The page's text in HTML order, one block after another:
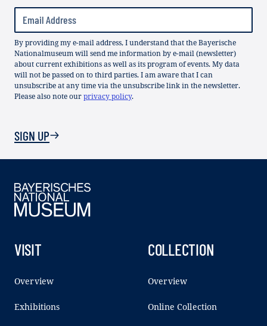
By providing my e-mail address, I understand that the Bayerische
Nationalmuseum will send me information by e-mail (newsletter)
about current exhibitions as well as its program of events. My data
will not be passed on to third parties. I am aware that I can
unsubscribe at any time via the unsubscribe link in the newsletter.
Please also note ourprivacy policy.
SIGN UP
VISIT
Overview
Exhibitions
COLLECTION
Overview
Online Collection